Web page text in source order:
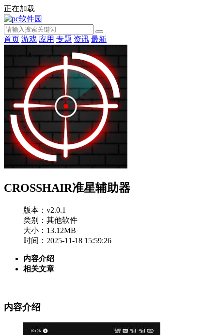
正在加载
首页 游戏 应用 专题 资讯 最新
CROSSHAIR准星辅助器
版本：v2.0.1
类别：其他软件
大小：13.12MB
时间：2025-11-18 15:59:26
内容介绍
相关文章
内容介绍